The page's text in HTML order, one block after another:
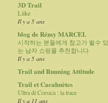
3D Trail
Liike
Il y a 5 ans
blog de Rémy MARCEL
시작하는 분들에게 참고가 될수 있
는 남자 쇼핑몰 추천합니다
Il y a 5 ans
Trail and Running Attitude
Trail et Cacahuètes
Ultra di Corsica : la trace
Il y a 11 ans